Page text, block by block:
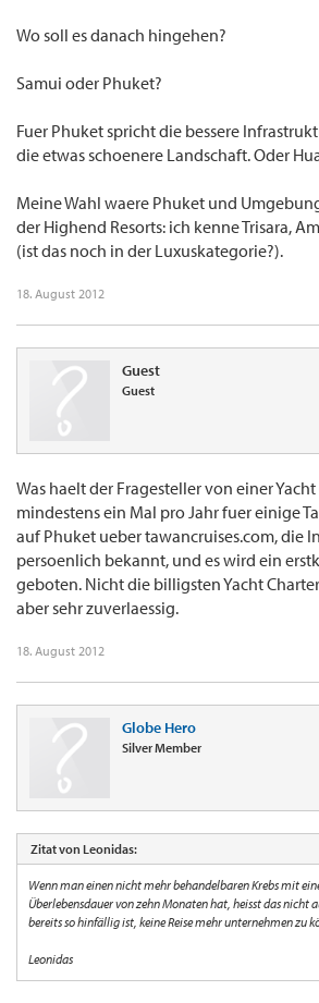
Wo soll es danach hingehen?
Samui oder Phuket?
Fuer Phuket spricht die bessere
die etwas schoenere Landschaft. Oder
Meine Wahl waere Phuket und
der Highend Resorts: ich kenne Trisara,
(ist das noch in der Luxuskategorie?).
18. August 2012
Guest
Guest
Was haelt der Fragesteller von einer
mindestens ein Mal pro Jahr fuer einige
auf Phuket ueber tawancruises.com, die
persoenlich bekannt, und es wird ein
geboten. Nicht die billigsten Yacht
aber sehr zuverlaessig.
18. August 2012
Globe Hero
Silver Member
Zitat von Leonidas:
Wenn man einen nicht mehr behandelbaren Krebs mit
Überlebensdauer von zehn Monaten hat, heisst das
bereits so hinfällig ist, keine Reise mehr unternehmen zu
Leonidas